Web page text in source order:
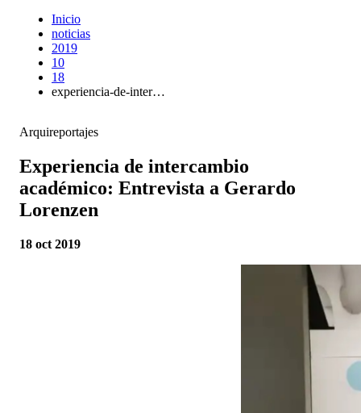
Inicio
noticias
2019
10
18
experiencia-de-inter…
Arquireportajes
Experiencia de intercambio
académico: Entrevista a Gerardo
Lorenzen
18 oct 2019